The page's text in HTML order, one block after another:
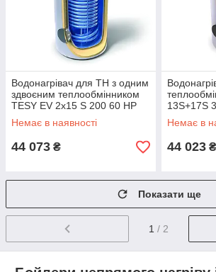
Водонагрівач для ТН з одним
здвоєним теплообмінником
TESY EV 2x15 S 200 60 HP
Немає в наявності
44 073 ₴
13S+17S
Немає в
44 023 ₴
Показати ще
1 / 2